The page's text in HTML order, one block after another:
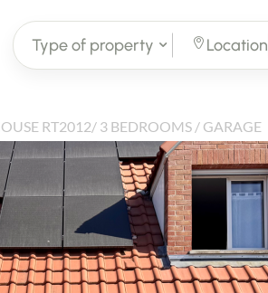
Type of property Location
RT2012/ 3 BEDROOMS / GARAGE